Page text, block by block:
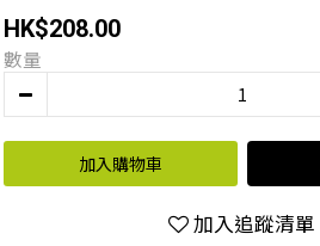
HK$208.00
數量
加入購物車
加入追蹤清單